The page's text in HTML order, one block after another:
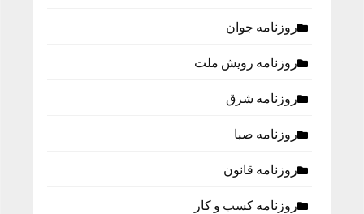
روزنامه جوان
روزنامه رویش ملت
روزنامه شرق
روزنامه صبا
روزنامه قانون
روزنامه كسب و كار